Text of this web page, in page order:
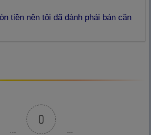
Nghĩa: Ngôi nhà
tiền nên tôi đã đành phải bán căn
0